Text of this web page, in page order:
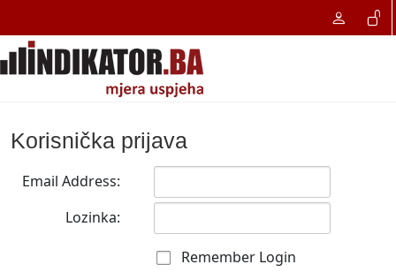
Korisnička prijava
Email Address:
Lozinka:
Remember Login